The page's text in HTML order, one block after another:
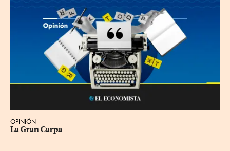
OPINIÓN
La Gran Carpa